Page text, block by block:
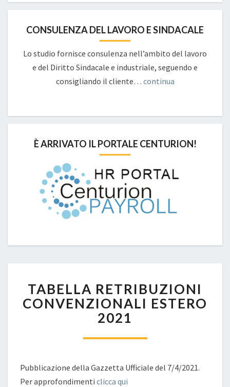
CONSULENZA DEL LAVORO E SINDACALE
Lo studio fornisce consulenza nell’ambito del lavoro
e del Diritto Sindacale e industriale, seguendo e
consigliando il cliente… continua
È ARRIVATO IL PORTALE CENTURION!
RETRIBUZIONI
CONVENZIONALI
ESTERO
2021
TABELLA RETRIBUZIONI
CONVENZIONALI ESTERO
2021
Pubblicazione della Gazzetta Ufficiale del 7/4/2021.
Per approfondimenti clicca qui